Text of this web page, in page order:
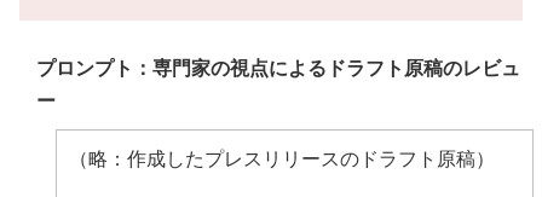
プロンプト：専門家の視点によるドラフト原稿のレビュ
ー
（略：作成したプレスリリースのドラフト原稿）